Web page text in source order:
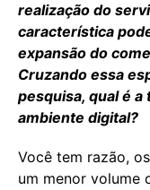
realização do
característica
expansão do
Cruzando essa
pesquisa, qual é
ambiente digital?
Você tem razão,
um menor volume